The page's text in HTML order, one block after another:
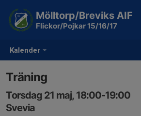
Kalender
Mölltorp/Breviks AIF
Flickor/Pojkar 15/16/17
Träning
Torsdag 21 maj, 18:00-19:00
Svevia